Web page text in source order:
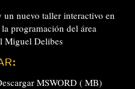
un nuevo taller interactivo en
programación del área
Miguel Delibes
MSWORD ( MB)